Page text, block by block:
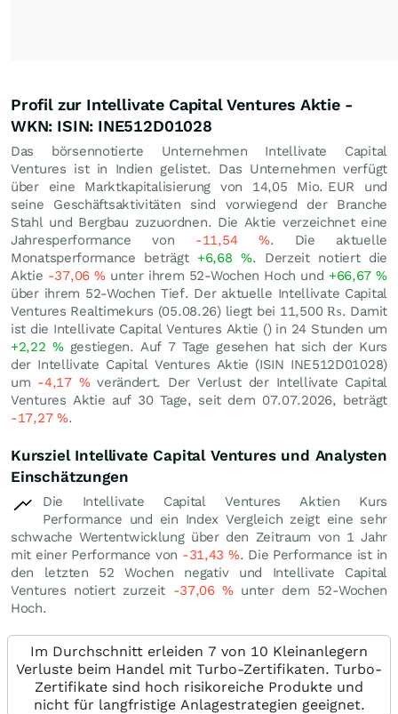
Profil zur Intellivate Capital Ventures Aktie -
WKN: ISIN: INE512D01028
Das börsennotierte Unternehmen Intellivate Capital
Ventures ist in Indien gelistet. Das Unternehmen verfügt
über eine Marktkapitalisierung von 14,05 Mio. EUR und
seine Geschäftsaktivitäten sind vorwiegend der Branche
Stahl und Bergbau zuzuordnen. Die Aktie verzeichnet eine
Jahresperformance von -11,54 %. Die aktuelle
Monatsperformance beträgt +6,68%. Derzeit notiert die
Aktie -37,06%unter ihrem 52-Wochen Hoch und +66,67%
über ihrem 52-Wochen Tief. Der aktuelle Intellivate Capital
Ventures Realtimekurs (05.08.26) liegt bei 11,500 ₨. Damit
ist die Intellivate Capital Ventures Aktie () in 24 Stunden um
+2,22 %gestiegen. Auf 7 Tage gesehen hat sich der Kurs
der Intellivate Capital Ventures Aktie (ISIN INE512D01028)
um -4,17 %verändert. Der Verlust der Intellivate Capital
Ventures Aktie auf 30 Tage, seit dem 07.07.2026, beträgt
-17,27 %.
Kursziel Intellivate Capital Ventures und Analysten
Einschätzungen
Die Intellivate Capital Ventures Aktien Kurs
Performance und ein Index Vergleich zeigt eine sehr
schwache Wertentwicklung über den Zeitraum von 1 Jahr
mit einer Performance von -31,43 %. Die Performance ist in
den letzten 52 Wochen negativ und Intellivate Capital
Ventures notiert zurzeit -37,06%unter dem 52-Wochen
Hoch.
Im Durchschnitt erleiden 7 von 10 Kleinanlegern
Verluste beim Handel mit Turbo-Zertifikaten. Turbo-
Zertifikate sind hoch risikoreiche Produkte und
nicht für langfristige Anlagestrategien geeignet.